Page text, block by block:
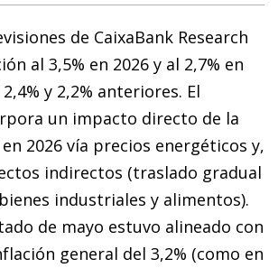
de CaixaBank Research
al 3,5% en 2026 y al 2,7% en
y 2,2% anteriores. El
un impacto directo de la
2026 vía precios energéticos y,
indirectos (traslado gradual
industriales y alimentos).
de mayo estuvo alineado con
general del 3,2% (como en